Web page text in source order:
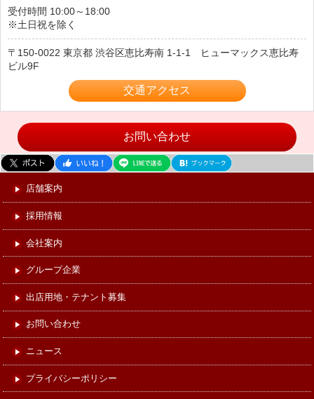
受付時間 10:00～18:00
※土日祝を除く
150-0022 東京都 渋谷区恵比寿南 1-1-1 ヒューマックス恵比寿
ビル9F
交通アクセス
お問い合わせ
店舗案内
採用情報
会社案内
グループ企業
出店用地・テナント募集
お問い合わせ
ニュース
プライバシーポリシー